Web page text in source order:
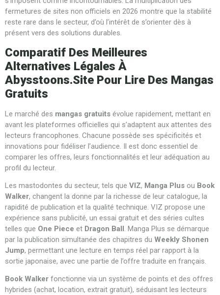
fermetures de sites non officiels en 2026 montre que la stabilité
reste rare dans le secteur, d’où l’intérêt de s’orienter dès à
présent vers des solutions durables.
Comparatif Des Meilleures
Alternatives Légales À
Abysstoons.site Pour Lire Des Mangas
Gratuits
Le marché des mangas gratuits évolue rapidement, mettant en
avant les plateformes officielles qui s’adaptent aux attentes des
lecteurs francophones. Chacune possède ses spécificités et
innovations pour fidéliser l’audience. Il est donc essentiel de
comparer les offres, leurs fonctionnalités et leur adéquation au
profil du lecteur.
Les mastodontes du secteur, tels que VIZ, Manga Plus ou Book
Walker, changent la donne par la richesse de leur catalogue, la
rapidité de publication et la qualité technique. VIZ propose une
expérience sans publicité, un essai gratuit et des séries cultes
telles que One Piece et Dragon Ball. Manga Plus se démarque
par la publication simultanée des chapitres du Weekly Shonen
Jump, permettant une lecture en temps réel par rapport à la
sortie japonaise, avec une partie de l’offre traduite en français.
Book Walker fonctionne via un système de points et des offres
hybrides (achat, location, extrait gratuit), séduisant les lecteurs